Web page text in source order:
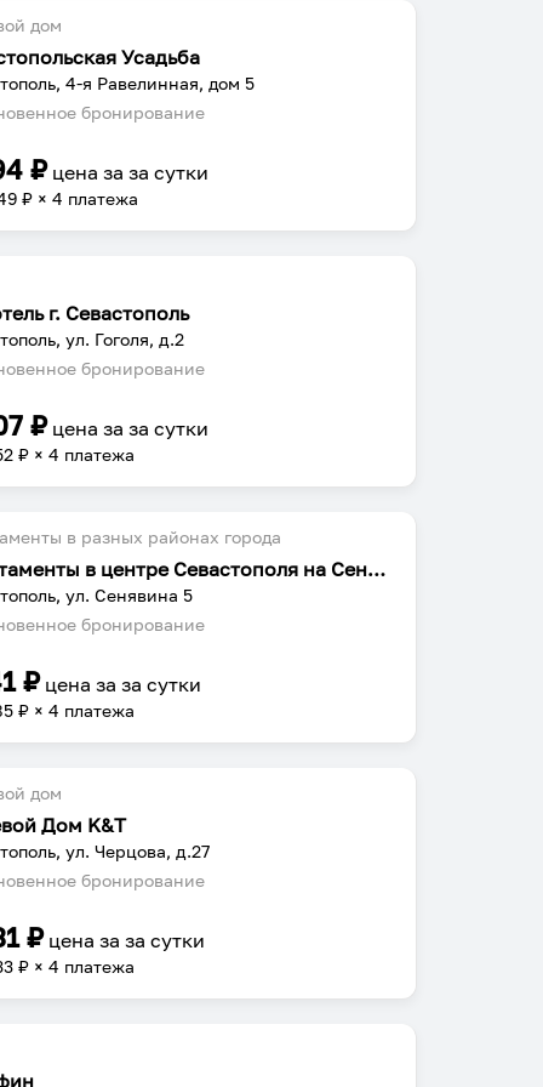
дом
Усадьба
4-я Равелинная, дом 5
бронирование
₽ цена заза сутки
₽ × 4 платежа
г. Севастополь
ул. Гоголя, д.2
бронирование
₽ цена заза сутки
₽ × 4 платежа
в разных районах города
Апартаменты в центре Севастополя на Сенявина 5
ул. Сенявина 5
бронирование
₽ цена заза сутки
₽ × 4 платежа
дом
Дом K&T
ул. Черцова, д.27
бронирование
₽ цена заза сутки
₽ × 4 платежа